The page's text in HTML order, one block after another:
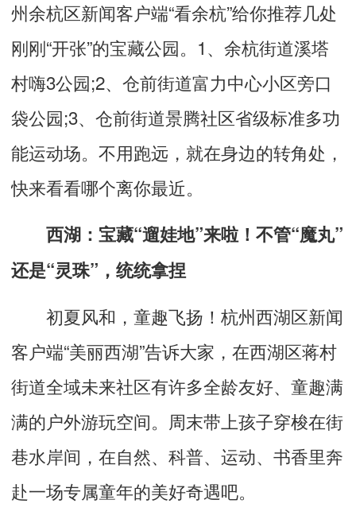
州余杭区新闻客户端“看余杭”给你推荐几处
刚刚“开张”的宝藏公园。1、余杭街道溪塔
村嗨3公园;2、仓前街道富力中心小区旁口
袋公园;3、仓前街道景腾社区省级标准多功
能运动场。不用跑远，就在身边的转角处，
快来看看哪个离你最近。
西湖：宝藏“遛娃地”来啦！不管“魔丸”
还是“灵珠”，统统拿捏
初夏风和，童趣飞扬！杭州西湖区新闻
客户端“美丽西湖”告诉大家，在西湖区蒋村
街道全域未来社区有许多全龄友好、童趣满
满的户外游玩空间。周末带上孩子穿梭在街
巷水岸间，在自然、科普、运动、书香里奔
赴一场专属童年的美好奇遇吧。